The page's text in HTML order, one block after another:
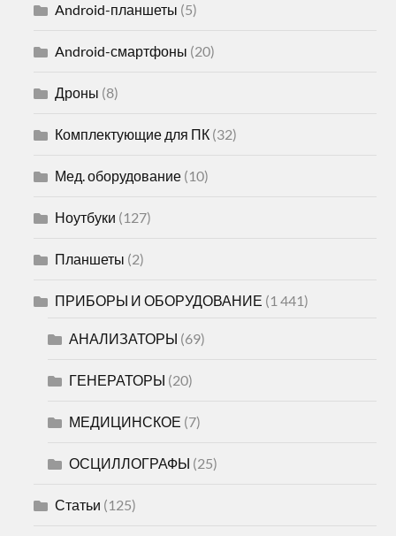
Android-планшеты (5)
Android-смартфоны (20)
Дроны (8)
Комплектующие для ПК (32)
Мед. оборудование (10)
Ноутбуки (127)
Планшеты (2)
ПРИБОРЫ И ОБОРУДОВАНИЕ (1 441)
АНАЛИЗАТОРЫ (69)
ГЕНЕРАТОРЫ (20)
МЕДИЦИНСКОЕ (7)
ОСЦИЛЛОГРАФЫ (25)
Статьи (125)